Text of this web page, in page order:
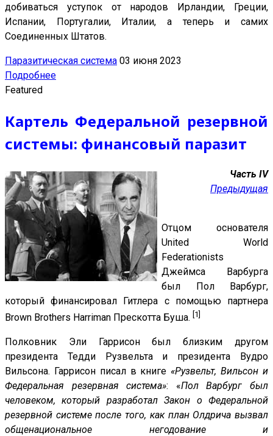
добиваться уступок от народов Ирландии, Греции,
Испании, Португалии, Италии, а теперь и самих
Соединенных Штатов.
Паразитическая система 03 июня 2023
Подробнее
Featured
Картель Федеральной резервной
системы: финансовый паразит
Часть IV
Предыдущая
Отцом основателя
United World
Federationists
Джеймса Варбурга
был Пол Варбург,
который финансировал Гитлера с помощью партнера
Brown Brothers Harriman Прескотта Буша. [1]
Полковник Эли Гаррисон был близким другом
президента Тедди Рузвельта и президента Вудро
Вильсона. Гаррисон писал в книге«Рузвельт, Вильсон и
Федеральная резервная система»: «Пол Варбург был
человеком, который разработал Закон о Федеральной
резервной системе после того, как план Олдрича вызвал
общенациональное негодование и